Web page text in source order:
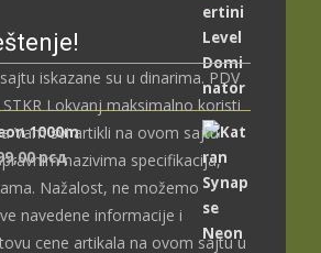
1000m
рсдРаспон
цена:
2.489,00 рсд
iskazane su u dinarima. PDV
Lokvanj maksimalno koristi
Vam svi artikli na ovom sajtu
nazivima specifikacija,
Nažalost, ne možemo
navedene informacije i
cene artikala na ovom sajtu u